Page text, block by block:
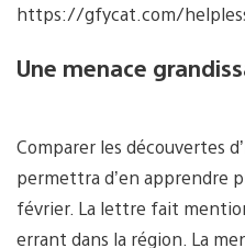
https://gfycat.com/
Une menace
Comparer les découvertes
permettra d’en apprendre
février. La lettre fait
errant dans la région. La